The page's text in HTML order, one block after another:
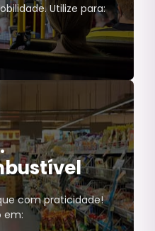
Utilize para:
urbana;
com praticidade!
em: